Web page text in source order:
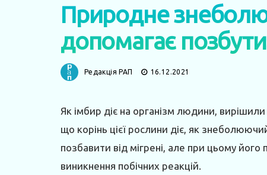
Природне
допомагає
Редакція РАП 16.12.2021
Як імбир діє на організм людини,
що корінь цієї рослини діє, як
позбавити від мігрені, але при цьому
виникнення побічних реакцій.